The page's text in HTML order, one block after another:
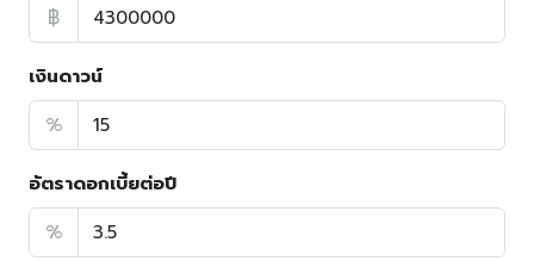
฿
เงินดาวน์
%
อัตราดอกเบี้ยต่อปี
%